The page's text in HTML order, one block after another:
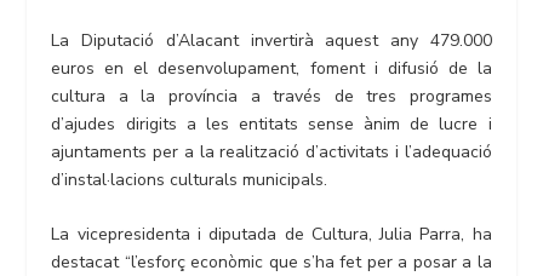
La Diputació d’Alacant invertirà aquest any 479.000
euros en el desenvolupament, foment i difusió de la
cultura a la província a través de tres programes
d’ajudes dirigits a les entitats sense ànim de lucre i
ajuntaments per a la realització d’activitats i l’adequació
d’instal·lacions culturals municipals.
La vicepresidenta i diputada de Cultura, Julia Parra, ha
destacat “l’esforç econòmic que s’ha fet per a posar a la